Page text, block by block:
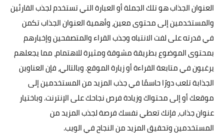
العنوان الجذاب هو تلك الجملة أو العبارة التي تستخدم لجذب القارئين
والمستخدمين إلى محتوى معين، وأهمية العنوان الجذاب تكمن
في قدرته على لفت الانتباه وجذب القراء والمتصفحين وإخبارهم
بمحتوى الموضوع بطريقة مشوقة ومثيرة للاهتمام، مما يجعلهم
يرغبون في متابعة القراءة أو زيارة الموقع. وبالتالي، فإن العناوين
الجذابة تلعب دورًا حاسمًا في جذب المزيد من المستخدمين إلى
موقعك أو إلى محتواك وزيادة فرص نجاحك على الإنترنت. وباختيار
عنوان جذاب، فإنك تعطي نفسك فرصة لجذب المزيد من
المستخدمين وتحقيق المزيد من النجاح في الويب.